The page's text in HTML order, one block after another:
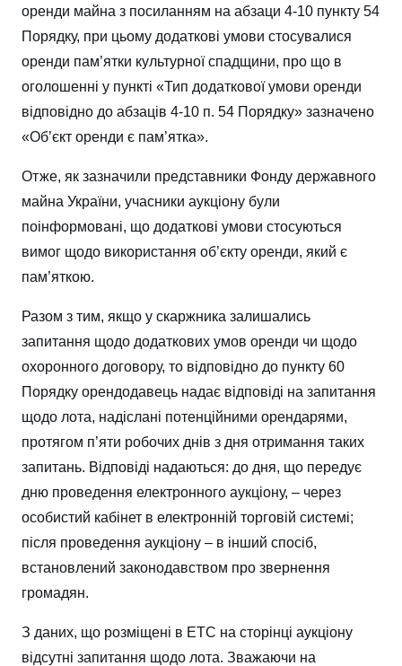
оренди майна з посиланням на абзаци 4-10 пункту 54
Порядку, при цьому додаткові умови стосувалися
оренди пам’ятки культурної спадщини, про що в
оголошенні у пункті «Тип додаткової умови оренди
відповідно до абзаців 4-10 п. 54 Порядку» зазначено
«Об’єкт оренди є пам’ятка».
Отже, як зазначили представники Фонду державного
майна України, учасники аукціону були
поінформовані, що додаткові умови стосуються
вимог щодо використання об’єкту оренди, який є
пам’яткою.
Разом з тим, якщо у скаржника залишались
запитання щодо додаткових умов оренди чи щодо
охоронного договору, то відповідно до пункту 60
Порядку орендодавець надає відповіді на запитання
щодо лота, надіслані потенційними орендарями,
протягом п’яти робочих днів з дня отримання таких
запитань. Відповіді надаються: до дня, що передує
дню проведення електронного аукціону, – через
особистий кабінет в електронній торговій системі;
після проведення аукціону – в інший спосіб,
встановлений законодавством про звернення
громадян.
З даних, що розміщені в ЕТС на сторінці аукціону
відсутні запитання щодо лота. Зважаючи на